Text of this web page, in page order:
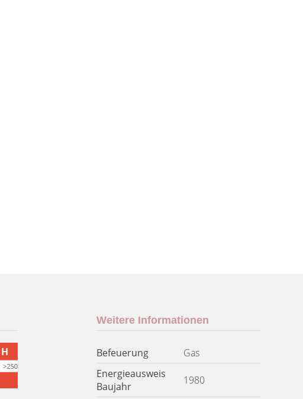
Weitere Informationen
Befeuerung
Gas
Energieausweis
Baujahr
1980